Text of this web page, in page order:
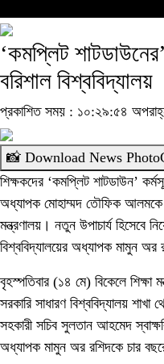
‘কমপ্লিট
বরিশাল বিশ্ববিদ্যালয়
প্রকাশিত সময় : ১০:২৯:৫৪
📸 Download News
শিক্ষকদের ‘কমপ্লিট শাটডাউন’
অধ্যাপক মোহাম্মদ তৌফিক আলমকে
মন্ত্রণালয়। নতুন উপাচার্য হিসেবে
বিশ্ববিদ্যালয়ের অধ্যাপক মামুন অর
বৃহস্পতিবার (১৪ মে) বিকেলে শিক্ষা
সরকারি সাধারণ বিশ্ববিদ্যালয়
সহকারী সচিব সুলতান আহমেদ
অধ্যাপক মামুন অর রশিদকে চার